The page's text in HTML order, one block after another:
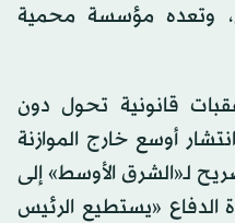
وتعده مؤسسة محمية
قانونية تحول دون
أوسع خارج الموازنة
لـ«الشرق الأوسط» إلى
الدفاع «يستطيع الرئيس